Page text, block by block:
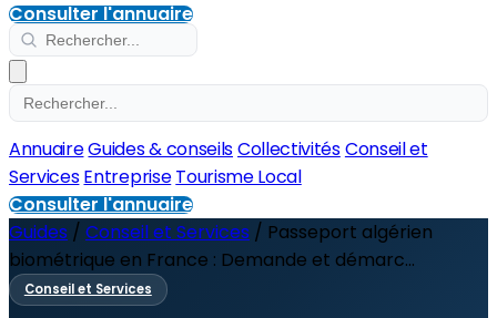
Consulter l'annuaire
AnnuaireGuides & conseilsCollectivitésConseil et
ServicesEntreprise Tourisme Local
Consulter l'annuaire
Guides / Conseil et Services / Passeport algérien
biométrique en France : Demande et démarc...
Conseil et Services